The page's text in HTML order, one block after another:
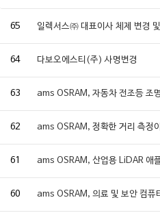
65 일렉서스㈜ 대표이사 체제 변경
64 다보오에스티(주) 사명변경
63 ams OSRAM, 자동차 전조등 조
62 ams OSRAM, 정확한 거리 측
61 ams OSRAM, 산업용 LiDAR 애
60 ams OSRAM, 의료 및 보안 컴퓨